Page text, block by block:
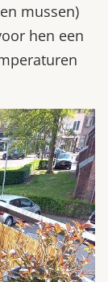
mussen)
hen een